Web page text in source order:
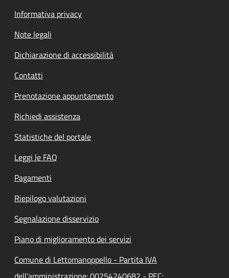
Informativa privacy
Note legali
Dichiarazione di accessibilità
Contatti
Prenotazione appuntamento
Richiedi assistenza
Statistiche del portale
Leggi le FAQ
Pagamenti
Riepilogo valutazioni
Segnalazione disservizio
Piano di miglioramento dei servizi
Comune di Lettomanoppello - Partita IVA